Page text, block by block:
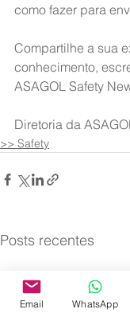
como fazer para
Compartilhe a sua
conhecimento,
ASAGOL Safety
Diretoria da
>> Safety
Posts recentes
Email WhatsApp